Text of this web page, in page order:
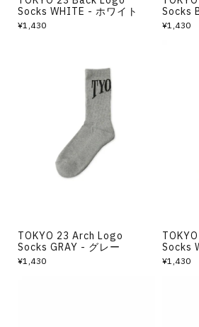
Socks WHITE - ホワイト
¥1,430
Socks
¥1,430
TOKYO 23 Arch Logo
Socks GRAY - グレー
¥1,430
Socks
¥1,430